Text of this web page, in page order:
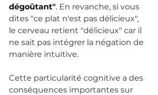
dégoûtant". En revanche, si vous
dites "ce plat n'est pas délicieux",
le cerveau retient "délicieux" car il
ne sait pas intégrer la négation de
manière intuitive.
Cette particularité cognitive a des
conséquences importantes sur